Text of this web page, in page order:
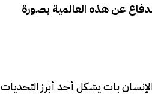
عن هذه العالمية بصورة
بات يشكل أحد أبرز التحديات